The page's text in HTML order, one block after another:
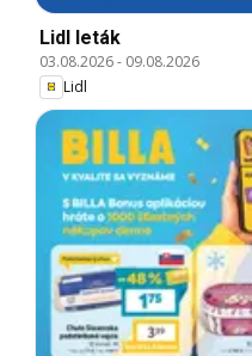
Lidl leták
03.08.2026- 09.08.2026
Lidl